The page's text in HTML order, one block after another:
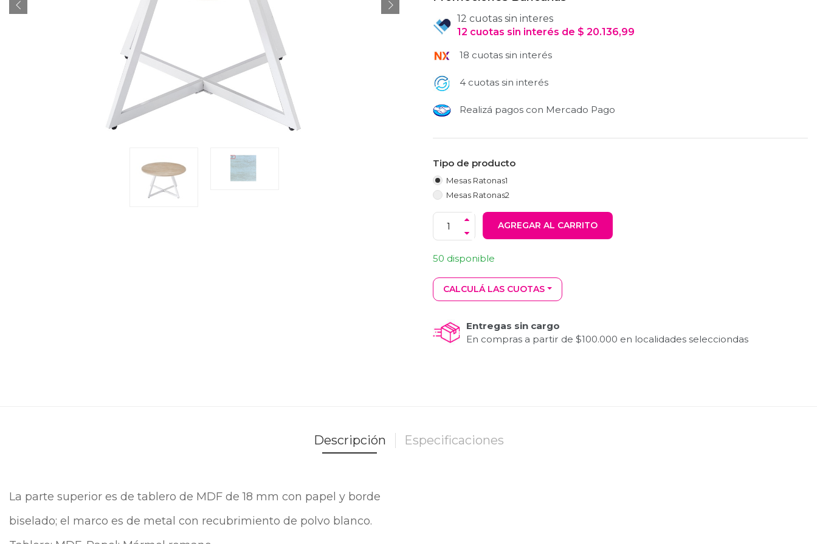
12 cuotas sin interes
12 cuotas sin interés de $ 20.136,99
18 cuotas sin interés
4 cuotas sin interés
Realizá pagos con Mercado Pago
Tipo de producto
Mesas Ratonas1
Mesas Ratonas2
AGREGAR AL CARRITO
50 disponible
CALCULÁ LAS CUOTAS
Entregas sin cargo
En compras a partir de $100.000 en localidades selecciondas
Descripción Especificaciones
La parte superior es de tablero de MDF de 18 mm con papel y borde
biselado; el marco es de metal con recubrimiento de polvo blanco.